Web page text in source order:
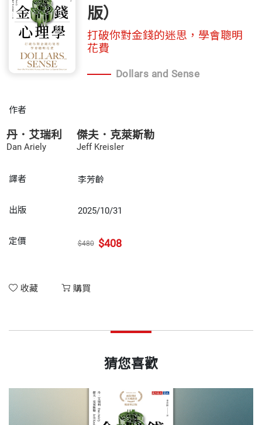
版）
打破你對金錢的迷思，學會聰明
花費
Dollars and Sense
作者
丹．艾瑞利
Dan Ariely
傑夫．克萊斯勒
Jeff Kreisler
譯者 李芳齡
出版 2025/10/31
定價 $480 $408
收藏 購買
猜您喜歡